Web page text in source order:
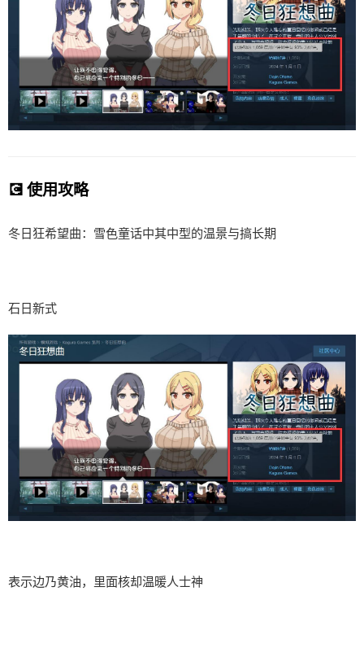
💽 使用攻略
冬日狂希望曲：雪色童话中其中型的温景与搞长期
石日新式
表示边乃黄油，里面核却温暖人士神